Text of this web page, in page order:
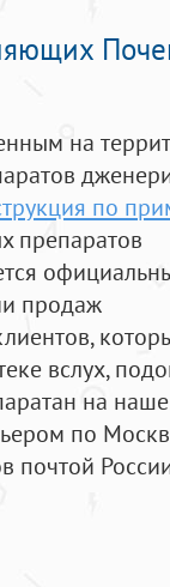
на
по
препаратов
продаж
вслух,
на
по
почтой